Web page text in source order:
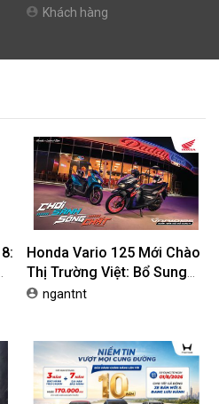
hệ trên thế giới và Việt Nam
Khách hàng
Honda Vario 125 Mới Chào
Thị Trường Việt: Bổ Sung
Phiên Bản Street, Giá Từ
ngantnt